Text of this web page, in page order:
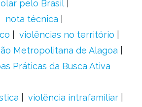
pelo Brasil
nota técnica
violências no território
Metropolitana de Alagoa
Práticas da Busca Ativa
violência intrafamiliar